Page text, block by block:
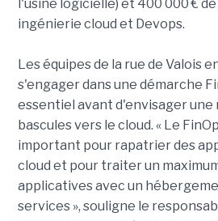
l'usine logicielle) et 400 000 €
ingénierie cloud et Devops.
Les équipes de la rue de Valois
s'engager dans une démarche
essentiel avant d'envisager une
bascules vers le cloud. « Le
important pour rapatrier des
cloud et pour traiter un
applicatives avec un
services », souligne le